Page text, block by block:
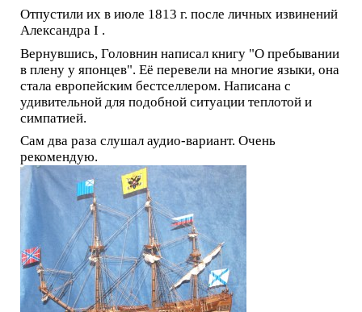
Отпустили их в июле 1813 г. после личных извинений
Александра I .
Вернувшись, Головнин написал книгу "О пребывании
в плену у японцев". Её перевели на многие языки, она
стала европейским бестселлером. Написана с
удивительной для подобной ситуации теплотой и
симпатией.
Сам два раза слушал аудио-вариант. Очень
рекомендую.